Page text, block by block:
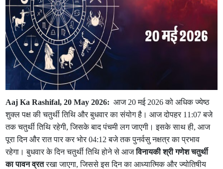
Aaj Ka Rashifal, 20 May 2026: आज 20 मई 2026 को अधिक ज्येष्ठ
शुक्ल पक्ष की चतुर्थी तिथि और बुधवार का संयोग है। आज दोपहर 11:07 बजे
तक चतुर्थी तिथि रहेगी, जिसके बाद पंचमी लग जाएगी। इसके साथ ही, आज
पूरा दिन और रात पार कर भोर 04:12 बजे तक पुनर्वसु नक्षत्र का प्रभाव
रहेगा। बुधवार के दिन चतुर्थी तिथि होने से आजविनायकी श्री गणेश चतुर्थी
का पावन व्रतरखा जाएगा, जिससे इस दिन का आध्यात्मिक और ज्योतिषीय